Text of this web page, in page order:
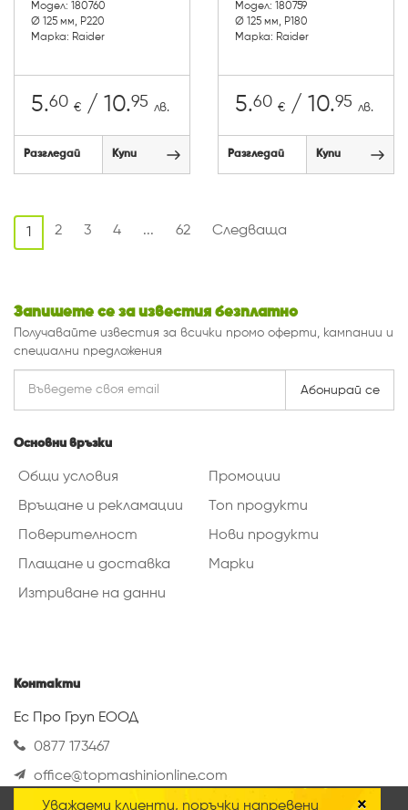
×
Уважаеми клиенти, поръчки напревени
Модел: 180760
Ø 125 мм, P220
Марка: Raider
5.60 € / 10.95 лв.
Разгледай Купи
Модел: 180759
Ø 125 мм, P180
Марка: Raider
5.60 € / 10.95 лв.
Разгледай Купи
1 2 3 4 ... 62 Следваща
Запишете се за известия безплатно
Получавайте известия за всички промо оферти, кампании и
специални предложения
Абонирай се
Основни връзки
Общи условия
Връщане и рекламации
Поверителност
Плащане и доставка
Изтриване на данни
Промоции
Топ продукти
Нови продукти
Марки
Контакти
Ес Про Груп ЕООД
0877 173467
office@topmashinionline.com
Вижте повече